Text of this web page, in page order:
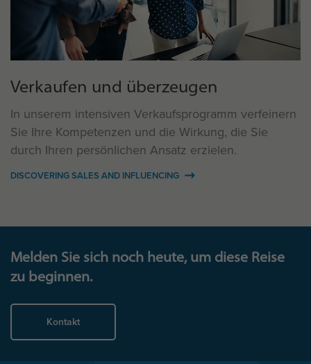
Verkaufen und überzeugen
In unserem intensiven Verkaufsprogramm verfeinern
Sie Ihre Kompetenzen und die Wirkung, die Sie
durch Ihren persönlichen Ansatz erzielen.
DISCOVERING SALES AND INFLUENCING
Melden Sie sich noch heute, um diese Reise
zu beginnen.
Kontakt